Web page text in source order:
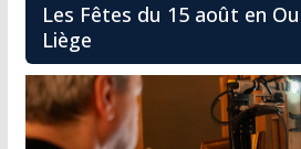
Les Fêtes du 15 août en
Liège